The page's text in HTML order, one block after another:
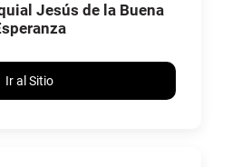
Jesús de la Buena
Ir al Sitio